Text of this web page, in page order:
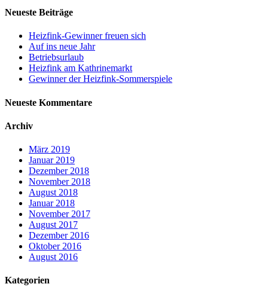
Neueste Beiträge
Heizfink-Gewinner freuen sich
Auf ins neue Jahr
Betriebsurlaub
Heizfink am Kathrinemarkt
Gewinner der Heizfink-Sommerspiele
Neueste Kommentare
Archiv
März 2019
Januar 2019
Dezember 2018
November 2018
August 2018
Januar 2018
November 2017
August 2017
Dezember 2016
Oktober 2016
August 2016
Kategorien